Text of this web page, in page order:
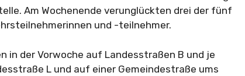
Am Wochenende verunglückten drei der fünf
und -teilnehmer.
in der Vorwoche auf Landesstraßen B und je
L und auf einer Gemeindestraße ums